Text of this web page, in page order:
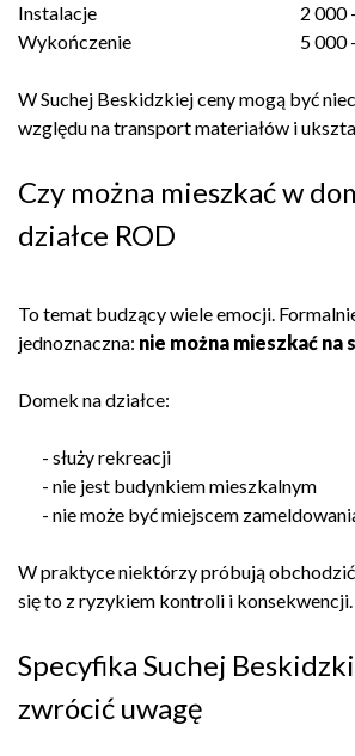
Instalacje
2 000
Wykończenie
5 000
W Suchej Beskidzkiej ceny mogą być
względu na transport materiałów i
Czy można mieszkać w
działce ROD
To temat budzący wiele emocji.
jednoznaczna: nie można mieszkać na
Domek na działce:
- służy rekreacji
- nie jest budynkiem mieszkalnym
- nie może być miejscem
W praktyce niektórzy próbują obchodzić
się to z ryzykiem kontroli i konsekwencji.
Specyfika Suchej
zwrócić uwagę